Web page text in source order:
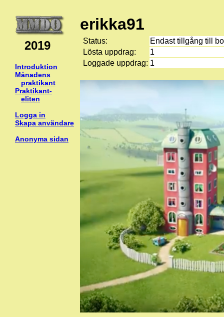
2019
Introduktion
Månadens
praktikant
Praktikant-
eliten
Logga in
Skapa användare
Anonyma sidan
erikka91
Status:
Endast tillgång till
Lösta uppdrag:
1
Loggade uppdrag: 1